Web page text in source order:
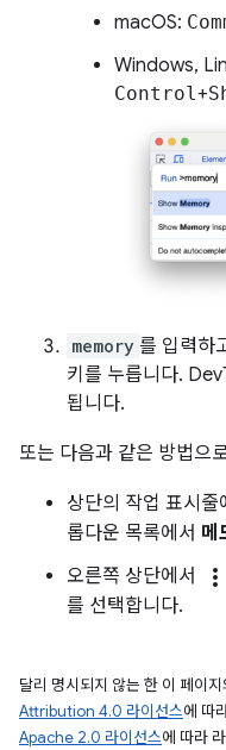
macOS:
Windows,
Control+
memory 를 입력하
키를 누릅니다.
됩니다.
또는 다음과 같은 방법으
상단의 작업 표시줄
롭다운 목록에서 메
오른쪽 상단에서
more_vert
를 선택합니다.
달리 명시되지 않는 한 이 페이
Attribution 4.0 라이선스에 따
Apache 2.0 라이선스에 따라